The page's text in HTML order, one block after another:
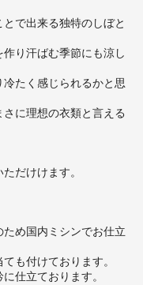
で出来る独特のしぼと
り汗ばむ季節にも涼し
たく感じられるかと思
に理想の衣類と言える
だけけます。
め国内ミシンでお仕立
も付けております。
仕立ております。